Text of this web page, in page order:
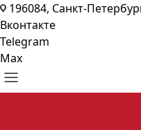
196084, Санкт-
Вконтакте
Telegram
Max